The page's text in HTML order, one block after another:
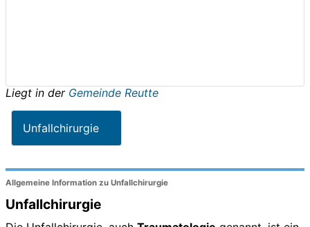
Liegt in der Gemeinde Reutte
Unfallchirurgie
Allgemeine Information zu Unfallchirurgie
Unfallchirurgie